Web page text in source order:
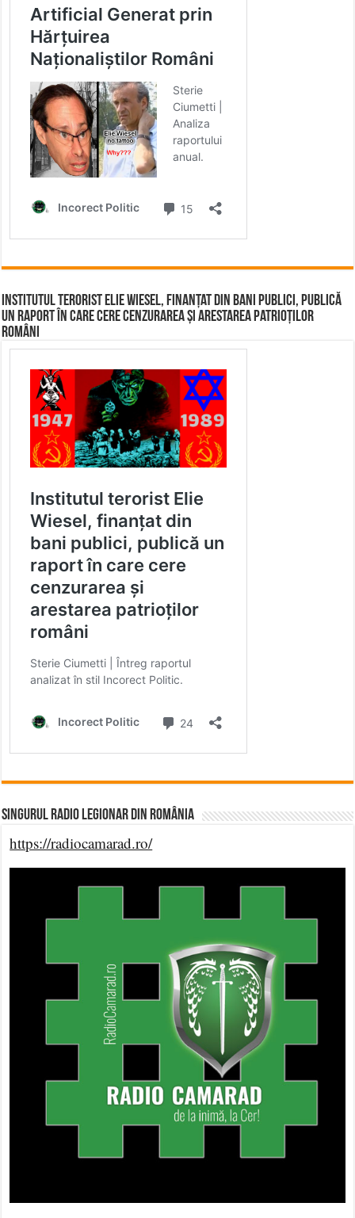
Institutul terorist Elie Wiesel, finanțat din bani publici, publică
un raport în care cere cenzurarea și arestarea patrioților
români
Singurul Radio Legionar din România
https://radiocamarad.ro/